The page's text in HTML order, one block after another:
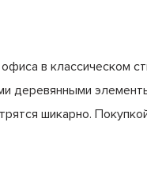
в классическом
деревянными
шикарно.